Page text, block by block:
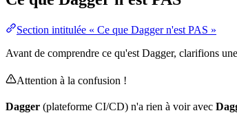
Section intitulée « Ce que Dagger n'est PAS »
Avant de comprendre ce qu'est Dagger, clarifions
Attention à la confusion !
Dagger (plateforme CI/CD) n'a rien à voir avec